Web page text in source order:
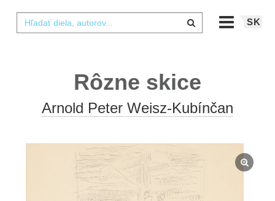
SK
Rôzne skice
Arnold Peter Weisz-Kubínčan